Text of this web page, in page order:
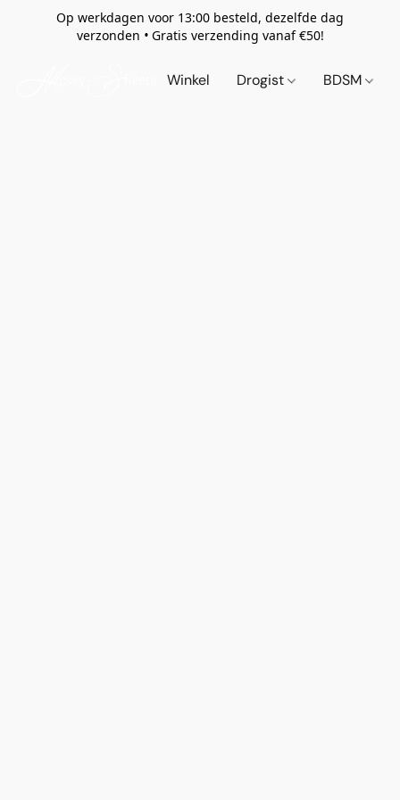
Op werkdagen voor 13:00 besteld, dezelfde dag
verzonden • Gratis verzending vanaf €50!
Winkel Drogist BDSM